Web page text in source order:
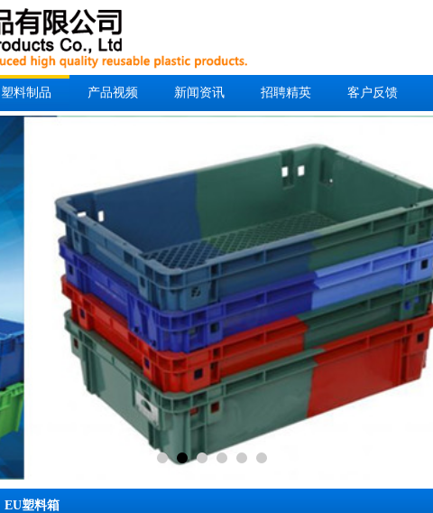
塑料制品 产品视频 新闻资讯 招聘精英 客户反馈
EU塑料箱